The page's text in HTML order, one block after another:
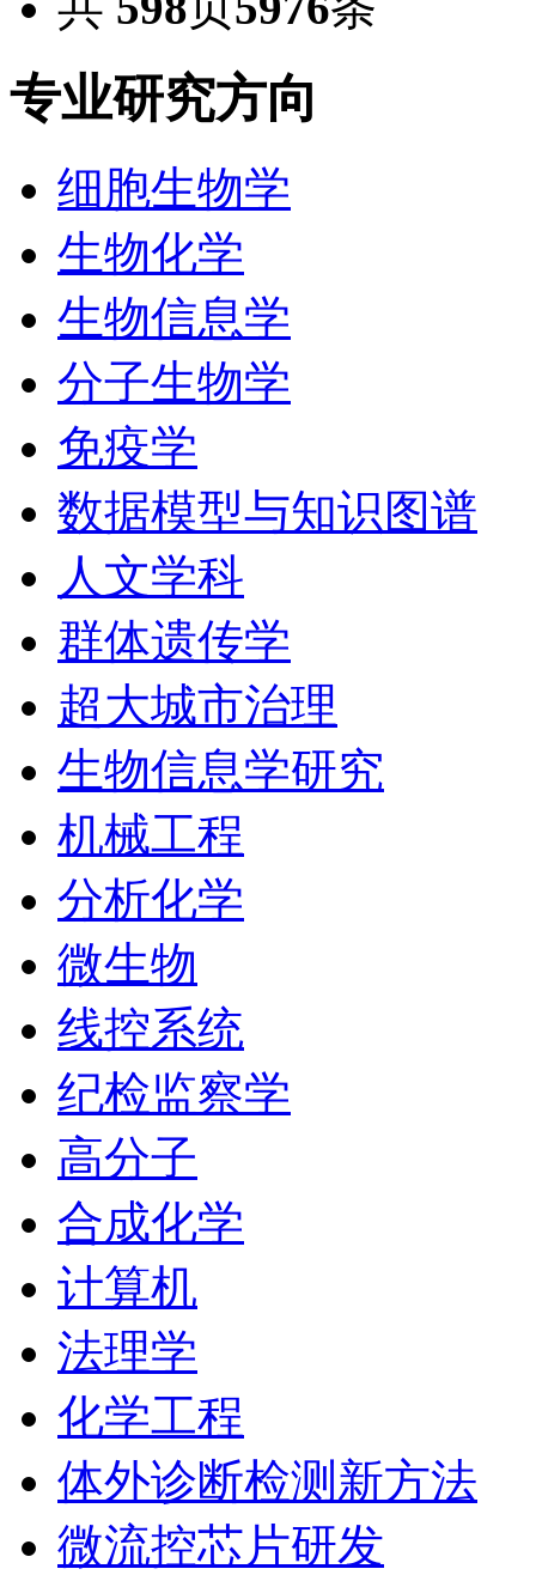
专业研究方向
细胞生物学
生物化学
生物信息学
分子生物学
免疫学
数据模型与知识图谱
人文学科
群体遗传学
超大城市治理
生物信息学研究
机械工程
分析化学
微生物
线控系统
纪检监察学
高分子
合成化学
计算机
法理学
化学工程
体外诊断检测新方法
微流控芯片研发